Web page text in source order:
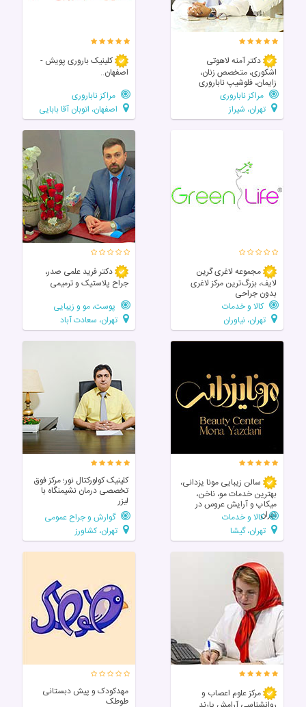
دکتر آمنه لاهوتی
اشکوری، متخصص زنان،
زایمان، فلوشیپ ناباروری
مراکز ناباروری
تهران، شیراز
کلینیک باروری پویش -
اصفهان..
مراکز ناباروری
اصفهان، اتوبان آقا بابایی
مجموعه لاغری گرین
لایف، بزرگ‌ترین مرکز لاغری
بدون جراحی
کالا و خدمات
تهران، نیاوران
دکتر فرید علمی صدر،
جراح پلاستیک و ترمیمی
پوست، مو و زیبایی
تهران، سعادت آباد
سالن زیبایی مونا یزدانی،
بهترین خدمات مو، ناخن،
میکاپ و آرایش عروس در
تهرانکالا و خدمات
تهران، گیشا
کلینیک کولورکتال نور؛ مرکز فوق‌
تخصصی درمان نشیمنگاه با
لیزر
گوارش و جراح عمومی
تهران، کشاورز
مرکز علوم اعصاب و
مهدکودک و پیش دبستانی
طوطک